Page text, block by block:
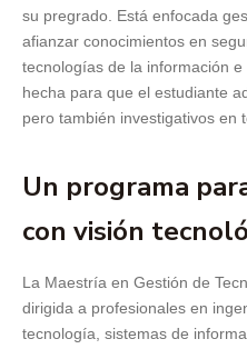
su pregrado. Está enfocada
afianzar conocimientos en
tecnologías de la información
hecha para que el estudiante
pero también investigativos en
Un programa
con visión
La Maestría en Gestión de
dirigida a profesionales en
tecnología, sistemas de